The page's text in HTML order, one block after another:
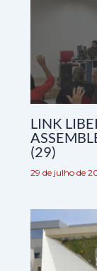
LINK
(29)
29 de julho de